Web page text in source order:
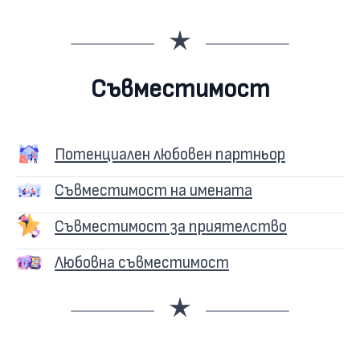
Съвместимост
Потенциален любовен партньор
Съвместимост на имената
Съвместимост за приятелство
Любовна съвместимост